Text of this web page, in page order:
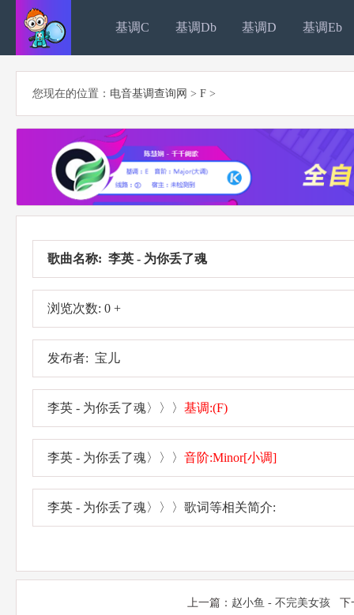
基调C 基调Db 基调D 基调Eb
您现在的位置： 电音基调查询网 > F >
歌曲名称: 李英 - 为你丢了魂
浏览次数: 0 +
发布者: 宝儿
李英 - 为你丢了魂〉〉〉 基调:(F)
李英 - 为你丢了魂〉〉〉 音阶:Minor[小调]
李英 - 为你丢了魂〉〉〉歌词等相关简介:
上一篇： 赵小鱼 - 不完美女孩 下